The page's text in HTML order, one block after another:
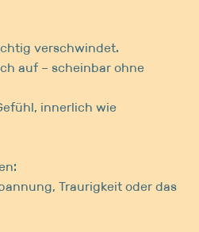
verschwindet.
auf – scheinbar ohne
innerlich wie
Traurigkeit oder das